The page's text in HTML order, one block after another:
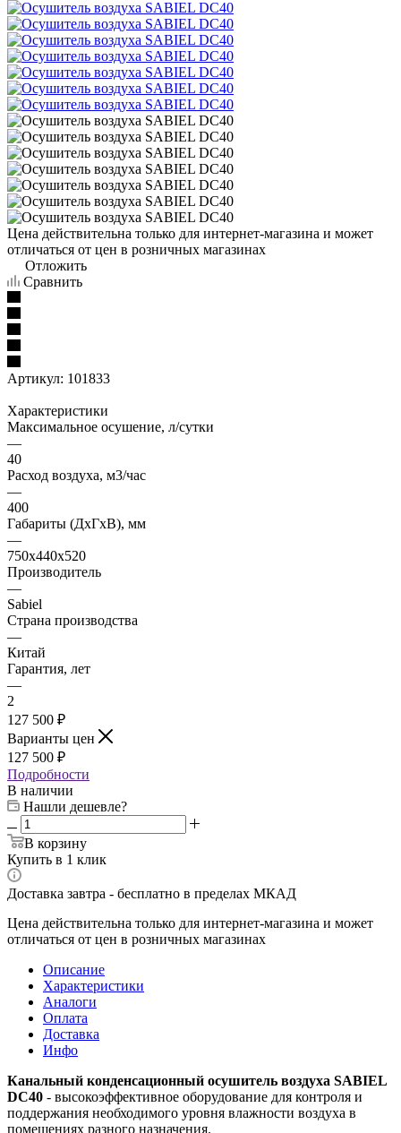
Цена действительна только для интернет-магазина и может
отличаться от цен в розничных магазинах
Отложить
Сравнить
Артикул: 101833
Характеристики
Максимальное осушение, л/сутки
—
40
Расход воздуха, м3/час
—
400
Габариты (ДxГxВ), мм
—
750х440х520
Производитель
—
Sabiel
Страна производства
—
Китай
Гарантия, лет
—
2
127 500 ₽
Варианты цен
127 500 ₽
Подробности
В наличии
Нашли дешевле?
В корзину
Купить в 1 клик
Доставка завтра - бесплатно в пределах МКАД
Цена действительна только для интернет-магазина и может
отличаться от цен в розничных магазинах
Описание
Характеристики
Аналоги
Оплата
Доставка
Инфо
Канальный конденсационный осушитель воздуха SABIEL
DC40 - высокоэффективное оборудование для контроля и
поддержания необходимого уровня влажности воздуха в
помещениях разного назначения.